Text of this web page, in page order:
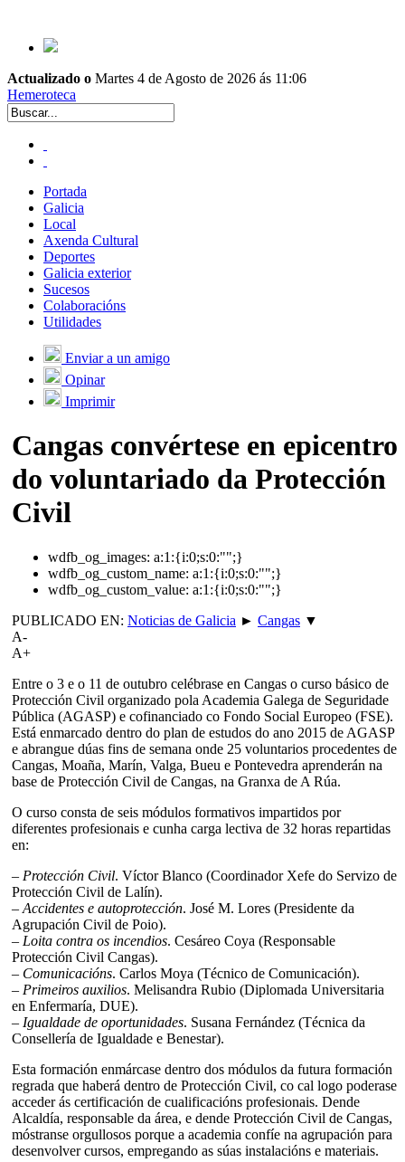
Actualizado o Martes 4 de Agosto de 2026 ás 11:06
Hemeroteca
Portada
Galicia
Local
Axenda Cultural
Deportes
Galicia exterior
Sucesos
Colaboracións
Utilidades
Enviar a un amigo
Opinar
Imprimir
Cangas convértese en epicentro
do voluntariado da Protección
Civil
wdfb_og_images: a:1:{i:0;s:0:"";}
wdfb_og_custom_name: a:1:{i:0;s:0:"";}
wdfb_og_custom_value: a:1:{i:0;s:0:"";}
PUBLICADO EN: Noticias de Galicia ► Cangas ▼
A-
A+
Entre o 3 e o 11 de outubro celébrase en Cangas o curso básico de
Protección Civil organizado pola Academia Galega de Seguridade
Pública (AGASP) e cofinanciado co Fondo Social Europeo (FSE).
Está enmarcado dentro do plan de estudos do ano 2015 de AGASP
e abrangue dúas fins de semana onde 25 voluntarios procedentes de
Cangas, Moaña, Marín, Valga, Bueu e Pontevedra aprenderán na
base de Protección Civil de Cangas, na Granxa de A Rúa.
O curso consta de seis módulos formativos impartidos por
diferentes profesionais e cunha carga lectiva de 32 horas repartidas
en:
– Protección Civil. Víctor Blanco (Coordinador Xefe do Servizo de
Protección Civil de Lalín).
– Accidentes e autoprotección. José M. Lores (Presidente da
Agrupación Civil de Poio).
– Loita contra os incendios. Cesáreo Coya (Responsable
Protección Civil Cangas).
– Comunicacións. Carlos Moya (Técnico de Comunicación).
– Primeiros auxilios. Melisandra Rubio (Diplomada Universitaria
en Enfermaría, DUE).
– Igualdade de oportunidades. Susana Fernández (Técnica da
Consellería de Igualdade e Benestar).
Esta formación enmárcase dentro dos módulos da futura formación
regrada que haberá dentro de Protección Civil, co cal logo poderase
acceder ás certificación de cualificacións profesionais. Dende
Alcaldía, responsable da área, e dende Protección Civil de Cangas,
móstranse orgullosos porque a academia confíe na agrupación para
desenvolver cursos, empregando as súas instalacións e materiais.